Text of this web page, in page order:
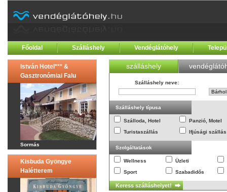
Főoldal Szálláshely Vendéglátóhely
István Hotel*** &
Gasztronómiai Falu
Sormás
Kisbuda Gyöngye
Halétterem
szálláshely
Szálláshely neve:
Szálláshely típusa
Szálloda, Hotel
Panzió, Motel
Turistaszállás
Ifjúsági szállás
Szolgáltatások
Wellness
Üzleti
Sport
Szabadidős